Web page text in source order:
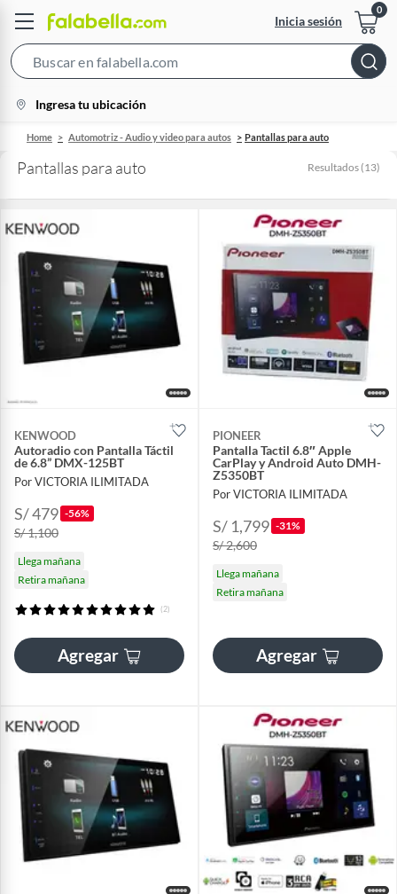
Inicia sesión
Bar
location-
icon
Ingresa tu ubicación
Home Automotriz - Audio y video para autos Pantallas para auto
Pantallas para auto Resultados (13)
KENWOOD
Autoradio con Pantalla Táctil
de 6.8” DMX-125BT
Por VICTORIA ILIMITADA
S/ 479 -56%
S/ 1,100
Llega mañana
Retira mañana
(2)
Agregar
PIONEER
Pantalla Tactil 6.8″ Apple
CarPlay y Android Auto DMH-
Z5350BT
Por VICTORIA ILIMITADA
S/ 1,799 -31%
S/ 2,600
Llega mañana
Retira mañana
Agregar